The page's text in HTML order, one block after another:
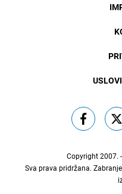
Copyright 2007.
Sva prava pridržana.